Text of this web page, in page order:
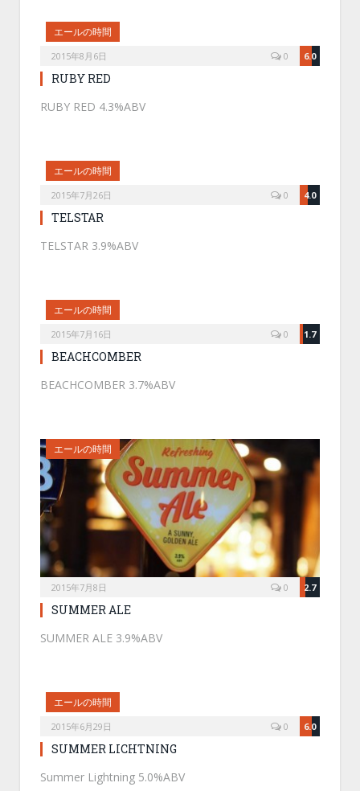
エールの時間
2015年8月6日 6.0
0
RUBY RED
RUBY RED 4.3%ABV
エールの時間
2015年7月26日 4.0
0
TELSTAR
TELSTAR 3.9%ABV
エールの時間
2015年7月16日 1.7
0
BEACHCOMBER
BEACHCOMBER 3.7%ABV
エールの時間
2015年7月8日 2.7
0
SUMMER ALE
SUMMER ALE 3.9%ABV
エールの時間
2015年6月29日 6.0
0
SUMMER LICHTNING
Summer Lightning 5.0%ABV